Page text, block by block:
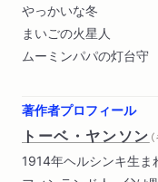
やっかいな冬
まいごの火星人
ムーミンパパの灯台守
著作者プロフィール
トーベ・ヤンソン
1914年ヘルシンキ生